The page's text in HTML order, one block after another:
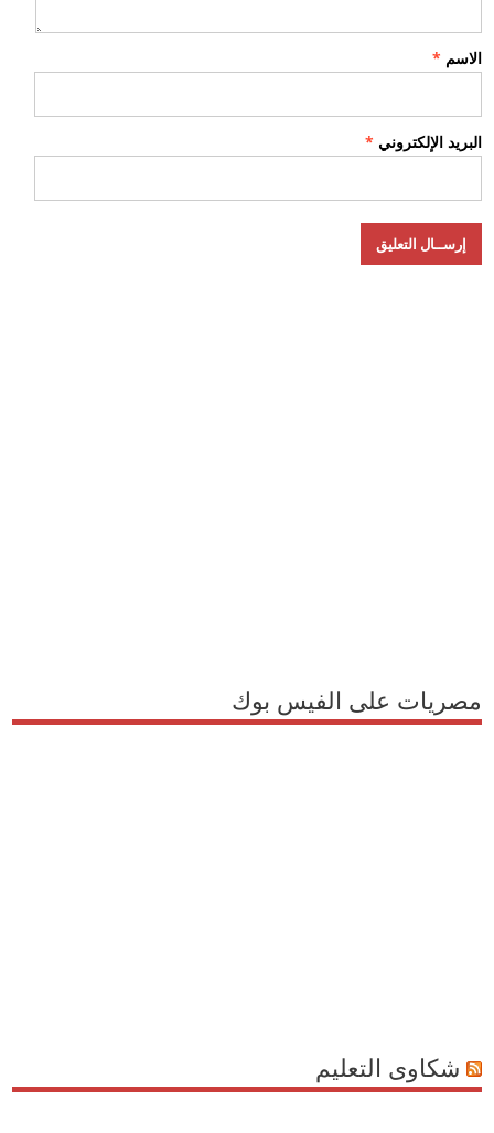
الاسم *
البريد الإلكتروني *
مصريات على الفيس بوك
شكاوى التعليم